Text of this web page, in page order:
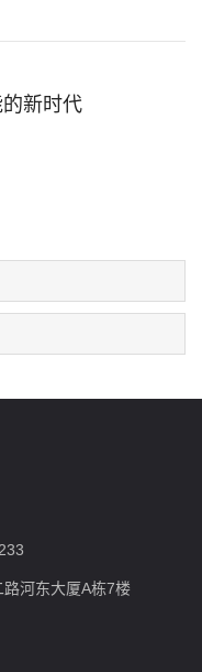
新时代
河东大厦A栋7楼